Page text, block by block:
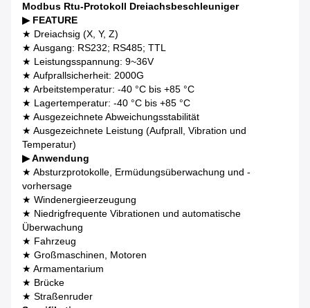
Modbus Rtu-Protokoll Dreiachsbeschleuniger
▶ FEATURE
★ Dreiachsig (X, Y, Z)
★ Ausgang: RS232; RS485; TTL
★ Leistungsspannung: 9~36V
★ Aufprallsicherheit: 2000G
★ Arbeitstemperatur: -40 °C bis +85 °C
★ Lagertemperatur: -40 °C bis +85 °C
★ Ausgezeichnete Abweichungsstabilität
★ Ausgezeichnete Leistung (Aufprall, Vibration und
Temperatur)
▶ Anwendung
★ Absturzprotokolle, Ermüdungsüberwachung und -
vorhersage
★ Windenergieerzeugung
★ Niedrigfrequente Vibrationen und automatische
Überwachung
★ Fahrzeug
★ Großmaschinen, Motoren
★ Armamentarium
★ Brücke
★ Straßenruder